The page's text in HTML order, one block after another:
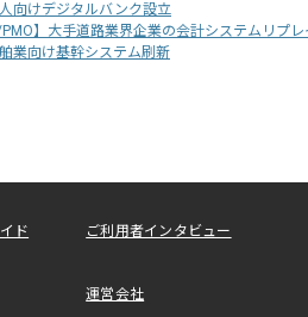
人向けデジタルバンク設立
PMO】大手道路業界企業の会計システムリプレ
舶業向け基幹システム刷新
ド ご利用者インタビュー
運営会社